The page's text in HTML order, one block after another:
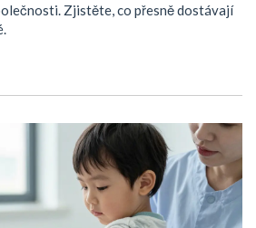
Zjistěte, co přesně dostávají